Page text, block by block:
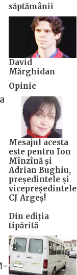
săptămânii
David
Mărghidan
Opinie
Mesajul acesta
este pentru Ion
Mînzînă şi
Adrian Bughiu,
preşedintele şi
vicepreşedintele
CJ Argeş!
Din ediția
tipărită